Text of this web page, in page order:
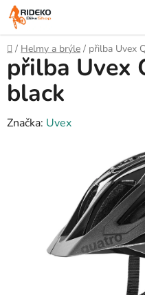
Přejít
na
obsah
Domů
/ Helmy a brýle / přilba Uvex
přilba Uvex
black
Značka: Uvex